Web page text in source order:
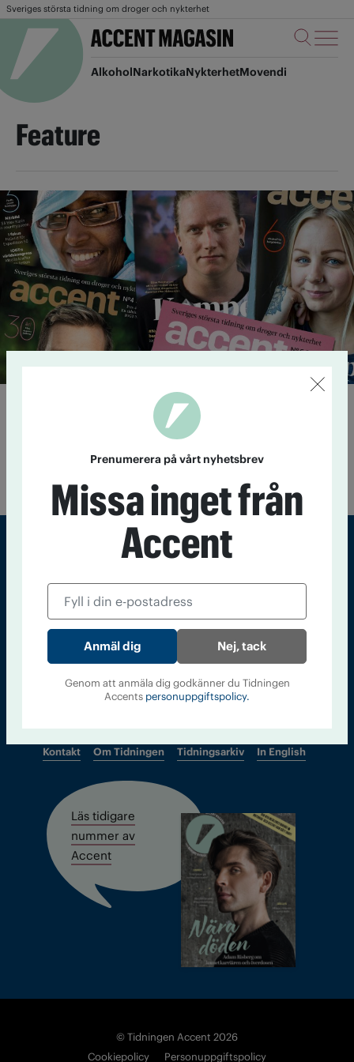
Sveriges största tidning om droger och nykterhet
AlkoholNarkotikaNykterhetMovendi
Feature
Läsning från året som gått
Under 2018 har Accent fortsatta att
bevaka drogområdet och samlat berättelser om missbruk och
nykterhet. Här är ett axplock att läsa under helgernas
Tidningen Accent, A4, Bondegatan 21, 116 33 Stockholm
accent@iogt.se
Chefredaktör och ansvarig utgivare: Barbro Janson Lundkvist,
Kontakt Om Tidningen Tidningsarkiv In English
Läs tidigare
nummer av
Accent
© Tidningen Accent 2026
Cookiepolicy
Personuppgiftspolicy
Prenumerera på vårt nyhetsbrev
Missa inget från
Accent
Nej, tack
Genom att anmäla dig godkänner du Tidningen
Accents personuppgiftspolicy.